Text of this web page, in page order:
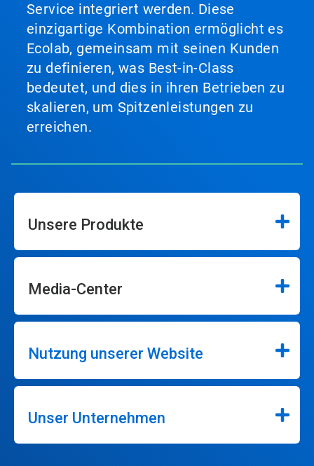
Service integriert werden. Diese
einzigartige Kombination ermöglicht es
Ecolab, gemeinsam mit seinen Kunden
zu definieren, was Best-in-Class
bedeutet, und dies in ihren Betrieben zu
skalieren, um Spitzenleistungen zu
erreichen.
Unsere Produkte
Media-Center
Nutzung unserer Website
Unser Unternehmen